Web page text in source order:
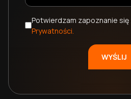
Potwierdzam zapoznanie się
Prywatności.